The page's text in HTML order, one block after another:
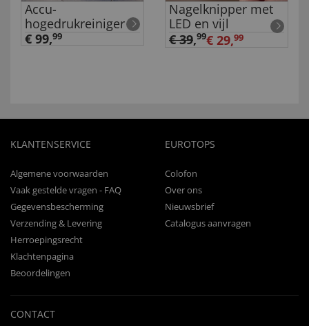
Accu-
hogedrukreiniger
€ 99,99
Nagelknipper met
LED en vijl
€ 39,99€ 29,99
KLANTENSERVICE
Algemene voorwaarden
Vaak gestelde vragen - FAQ
Gegevensbescherming
Verzending & Levering
Herroepingsrecht
Klachtenpagina
Beoordelingen
EUROTOPS
Colofon
Over ons
Nieuwsbrief
Catalogus aanvragen
CONTACT